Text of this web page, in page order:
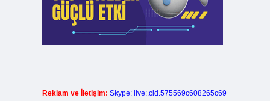
Reklam ve İletişim: Skype: live:.cid.575569c608265c69